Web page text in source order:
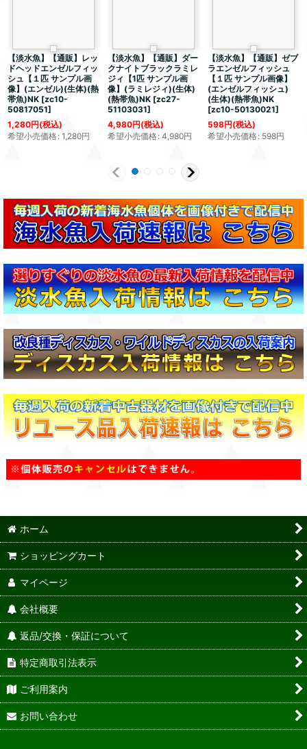
【淡水魚】【通販】レッ
ドヘッドエンゼルフィッ
シュ【１匹 サンプル画
像】(エンゼル)(生体)(熱
帯魚)NK [zc10-
50817051]
1,280円(税込)
希望小売価格: 1,280円
【淡水魚】【通販】ダー
クナイトブラックラミレ
ジィ【1匹 サンプル画
像】(ラミレジィ)(生体)
(熱帯魚)NK [zc27-
51103031]
4,980円(税込)
希望小売価格: 4,980円
【淡水魚】【通販】ゼブ
ラエンゼルフィッシュ
【１匹 サンプル画像】
(エンゼルフィッシュ)
(生体)(熱帯魚)NK
[zc10-50130021]
598円(税込)
希望小売価格: 598円
ホーム
ショッピングカート
マイページ
会社概要
返品/交換・保証について
特定商取引法表示
ご利用案内
お問い合わせ